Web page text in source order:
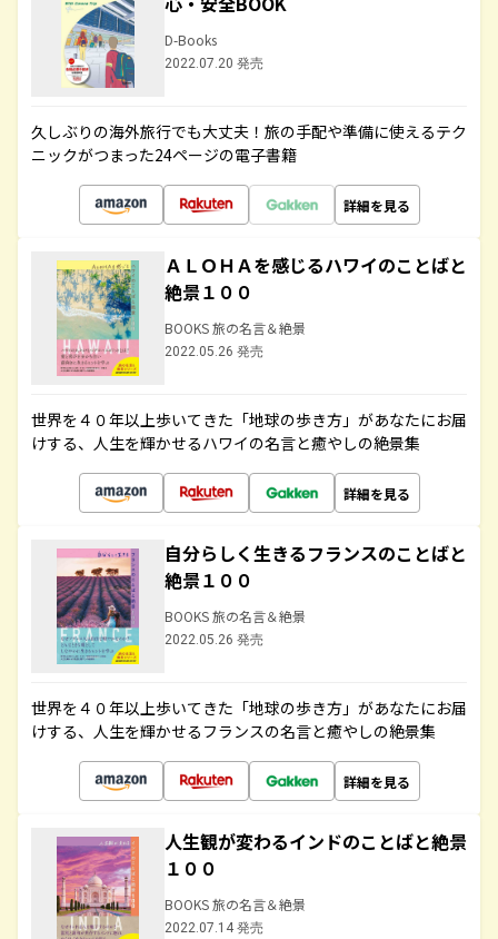
D-Books
2022.07.20 発売
久しぶりの海外旅行でも大丈夫！旅の手配や準備に使えるテク
ニックがつまった24ページの電子書籍
詳細を見る
ＡＬＯＨＡを感じるハワイのことばと
絶景１００
BOOKS 旅の名言＆絶景
2022.05.26 発売
世界を４０年以上歩いてきた「地球の歩き方」があなたにお届
けする、人生を輝かせるハワイの名言と癒やしの絶景集
詳細を見る
自分らしく生きるフランスのことばと
絶景１００
BOOKS 旅の名言＆絶景
2022.05.26 発売
世界を４０年以上歩いてきた「地球の歩き方」があなたにお届
けする、人生を輝かせるフランスの名言と癒やしの絶景集
詳細を見る
人生観が変わるインドのことばと絶景
１００
BOOKS 旅の名言＆絶景
2022.07.14 発売